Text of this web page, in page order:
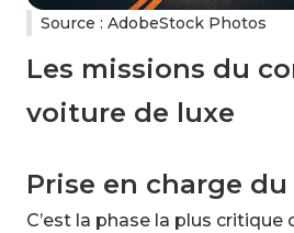
Source : AdobeStock Photos
Les missions du
voiture de luxe
Prise en charge
C’est la phase la plus critique